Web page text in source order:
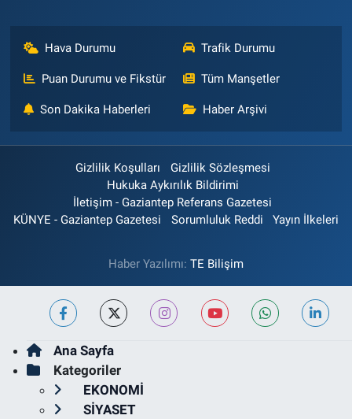
Hava Durumu Trafik Durumu
Puan Durumu ve Fikstür Tüm Manşetler
Son Dakika Haberleri Haber Arşivi
Gizlilik Koşulları
Gizlilik Sözleşmesi
Hukuka Aykırılık Bildirimi
İletişim - Gaziantep Referans Gazetesi
KÜNYE - Gaziantep Gazetesi
Sorumluluk Reddi Yayın İlkeleri
Haber Yazılımı: TE Bilişim
Ana Sayfa
Kategoriler
EKONOMİ
SİYASET